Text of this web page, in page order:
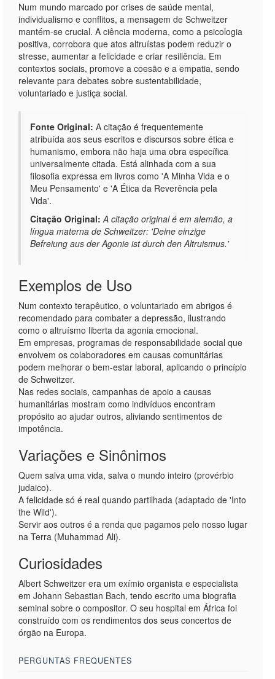
Num mundo marcado por crises de saúde mental,
individualismo e conflitos, a mensagem de Schweitzer
mantém-se crucial. A ciência moderna, como a psicologia
positiva, corrobora que atos altruístas podem reduzir o
stresse, aumentar a felicidade e criar resiliência. Em
contextos sociais, promove a coesão e a empatia, sendo
relevante para debates sobre sustentabilidade,
voluntariado e justiça social.
Fonte Original: A citação é frequentemente
atribuída aos seus escritos e discursos sobre ética e
humanismo, embora não haja uma obra específica
universalmente citada. Está alinhada com a sua
filosofia expressa em livros como 'A Minha Vida e o
Meu Pensamento' e 'A Ética da Reverência pela
Vida'.
Citação Original: A citação original é em alemão, a
língua materna de Schweitzer: 'Deine einzige
Befreiung aus der Agonie ist durch den Altruismus.'
Exemplos de Uso
Num contexto terapêutico, o voluntariado em abrigos é
recomendado para combater a depressão, ilustrando
como o altruísmo liberta da agonia emocional.
Em empresas, programas de responsabilidade social que
envolvem os colaboradores em causas comunitárias
podem melhorar o bem-estar laboral, aplicando o princípio
de Schweitzer.
Nas redes sociais, campanhas de apoio a causas
humanitárias mostram como indivíduos encontram
propósito ao ajudar outros, aliviando sentimentos de
impotência.
Variações e Sinônimos
Quem salva uma vida, salva o mundo inteiro (provérbio
judaico).
A felicidade só é real quando partilhada (adaptado de 'Into
the Wild').
Servir aos outros é a renda que pagamos pelo nosso lugar
na Terra (Muhammad Ali).
Curiosidades
Albert Schweitzer era um exímio organista e especialista
em Johann Sebastian Bach, tendo escrito uma biografia
seminal sobre o compositor. O seu hospital em África foi
construído com os rendimentos dos seus concertos de
órgão na Europa.
PERGUNTAS FREQUENTES